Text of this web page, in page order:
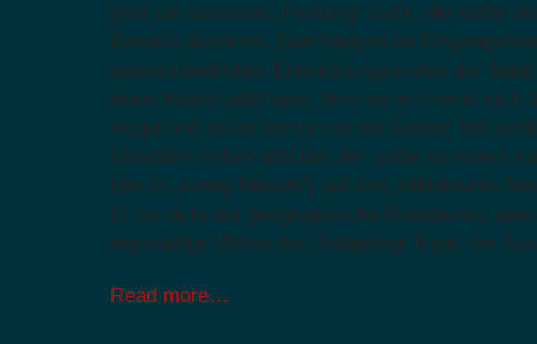
jetzt die steinerne „Festung“ steht, der sollte
Besuch abstatten. Dort hängen im
unterschiedlichen Entwicklungsstufen der
einen Kleinstadtcharm, denn es erstreckt sich
Hügel und so ist immer nur ein kleiner Teil
Überblick haben möchte, der sollte an einem
hier in „sunny Nelson“) auf den „Mittelpunkt
Er ist nicht der geographische Mittelpunkt,
eigenartige Weise dort festgelegt. Egal, der
Read more…